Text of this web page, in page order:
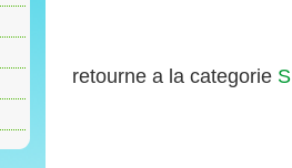
retourne a la categorie